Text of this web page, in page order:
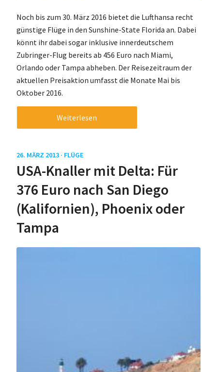
Noch bis zum 30. März 2016 bietet die Lufthansa recht
günstige Flüge in den Sunshine-State Florida an. Dabei
könnt ihr dabei sogar inklusive innerdeutschem
Zubringer-Flug bereits ab 456 Euro nach Miami,
Orlando oder Tampa abheben. Der Reisezeitraum der
aktuellen Preisaktion umfasst die Monate Mai bis
Oktober 2016.
Weiterlesen
26. MÄRZ 2013 · FLÜGE
USA-Knaller mit Delta: Für
376 Euro nach San Diego
(Kalifornien), Phoenix oder
Tampa